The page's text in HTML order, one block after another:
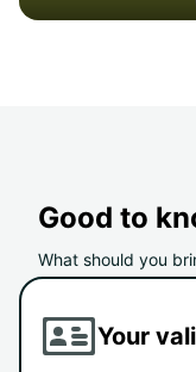
Good to
What should you
Your